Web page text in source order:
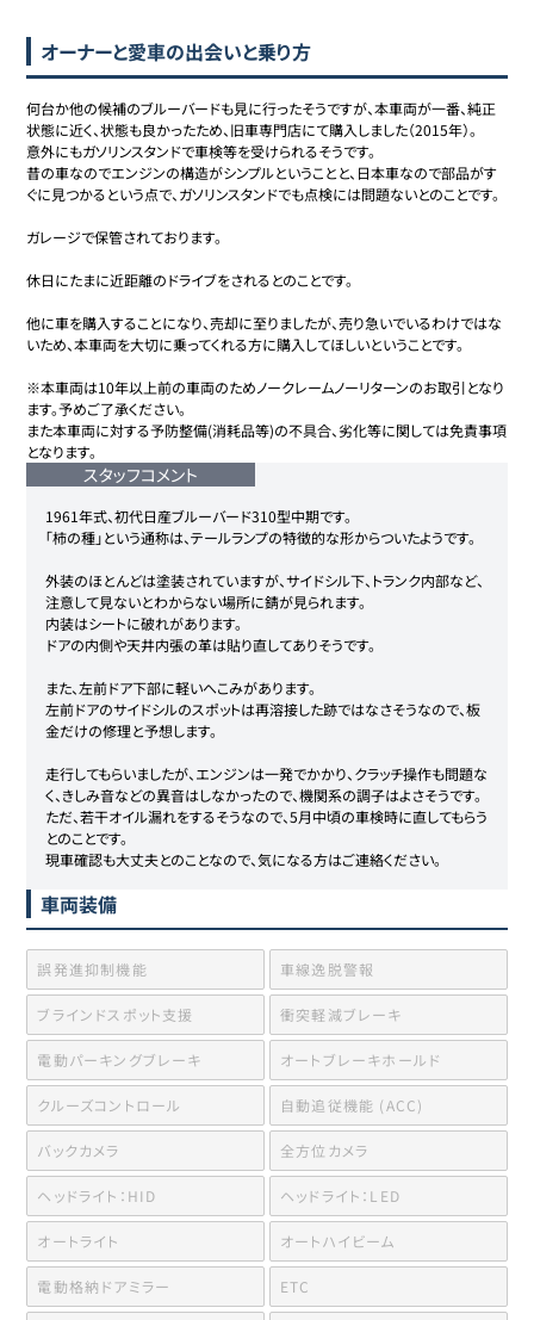
オーナーと愛車の出会いと乗り方
何台か他の候補のブルーバードも見に行ったそうですが、本車両が一番、純正
状態に近く、状態も良かったため、旧車専門店にて購入しました（2015年）。
意外にもガソリンスタンドで車検等を受けられるそうです。
昔の車なのでエンジンの構造がシンプルということと、日本車なので部品がす
ぐに見つかるという点で、ガソリンスタンドでも点検には問題ないとのことです。
ガレージで保管されております。
休日にたまに近距離のドライブをされるとのことです。
他に車を購入することになり、売却に至りましたが、売り急いでいるわけではな
いため、本車両を大切に乗ってくれる方に購入してほしいということです。
※本車両は10年以上前の車両のためノークレームノーリターンのお取引となり
ます。予めご了承ください。
また本車両に対する予防整備(消耗品等)の不具合、劣化等に関しては免責事項
となります。
スタッフコメント
1961年式、初代日産ブルーバード310型中期です。
「柿の種」という通称は、テールランプの特徴的な形からついたようです。
外装のほとんどは塗装されていますが、サイドシル下、トランク内部など、
注意して見ないとわからない場所に錆が見られます。
内装はシートに破れがあります。
ドアの内側や天井内張の革は貼り直してありそうです。
また、左前ドア下部に軽いへこみがあります。
左前ドアのサイドシルのスポットは再溶接した跡ではなさそうなので、板
金だけの修理と予想します。
走行してもらいましたが、エンジンは一発でかかり、クラッチ操作も問題な
く、きしみ音などの異音はしなかったので、機関系の調子はよさそうです。
ただ、若干オイル漏れをするそうなので、5月中頃の車検時に直してもらう
とのことです。
現車確認も大丈夫とのことなので、気になる方はご連絡ください。
車両装備
誤発進抑制機能 車線逸脱警報
ブラインドスポット支援 衝突軽減ブレーキ
電動パーキングブレーキ オートブレーキホールド
クルーズコントロール 自動追従機能 (ACC)
バックカメラ 全方位カメラ
ヘッドライト：HID ヘッドライト：LED
オートライト オートハイビーム
電動格納ドアミラー ETC